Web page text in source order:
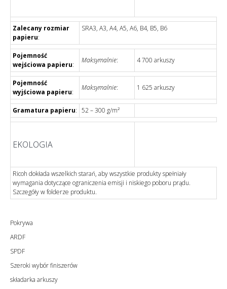
Zalecany rozmiar
papieru:
SRA3, A3, A4, A5, A6, B4, B5, B6
Pojemność
wejściowa papieru:
Maksymalnie: 4 700 arkuszy
Pojemność
wyjściowa papieru:
Maksymalnie: 1 625 arkuszy
Gramatura papieru: 52 – 300 g/m²
EKOLOGIA
Ricoh dokłada wszelkich starań, aby wszystkie produkty spełniały
wymagania dotyczące ograniczenia emisji i niskiego poboru prądu.
Szczegóły w folderze produktu.
Pokrywa
ARDF
SPDF
Szeroki wybór finiszerów
składarka arkuszy